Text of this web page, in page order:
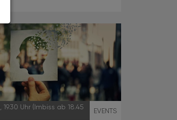
, 19.30 Uhr (Imbiss ab 18.45
EVENTS